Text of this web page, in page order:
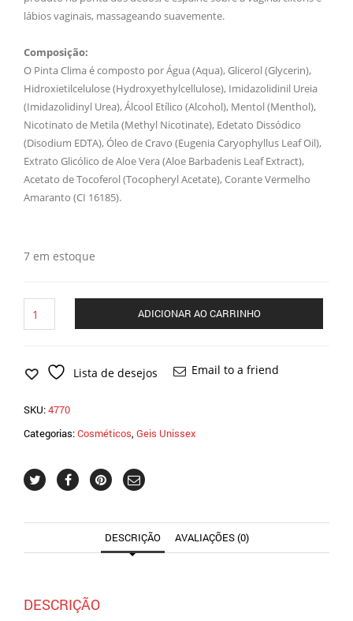
lábios vaginais, massageando suavemente.
Composição:
O Pinta Clima é composto por Água (Aqua), Glicerol (Glycerin),
Hidroxietilcelulose (Hydroxyethylcellulose), Imidazolidinil Ureia
(Imidazolidinyl Urea), Álcool Etílico (Alcohol), Mentol (Menthol),
Nicotinato de Metila (Methyl Nicotinate), Edetato Dissódico
(Disodium EDTA), Óleo de Cravo (Eugenia Caryophyllus Leaf Oil),
Extrato Glicólico de Aloe Vera (Aloe Barbadenis Leaf Extract),
Acetato de Tocoferol (Tocopheryl Acetate), Corante Vermelho
Amaranto (CI 16185).
7 em estoque
Clima
Esfria
15g
4770
quantidade
ADICIONAR AO CARRINHO
Lista de desejos Email to a friend
SKU:4770
Categorias:Cosméticos, Geis Unissex
DESCRIÇÃO AVALIAÇÕES (0)
DESCRIÇÃO